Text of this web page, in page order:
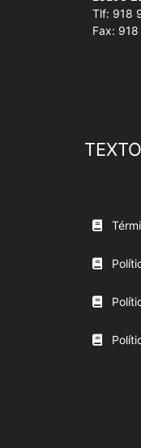
Tlf: 918
Fax: